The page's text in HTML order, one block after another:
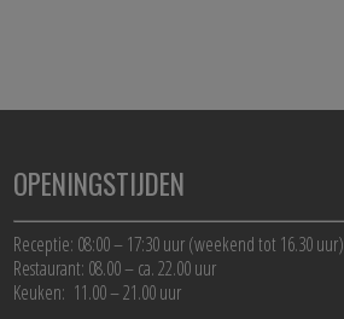
OPENINGSTIJDEN
Receptie: 08:00 – 17:30 uur (weekend tot 16.30 uur)
Restaurant: 08.00 – ca. 22.00 uur
Keuken: 11.00 – 21.00 uur